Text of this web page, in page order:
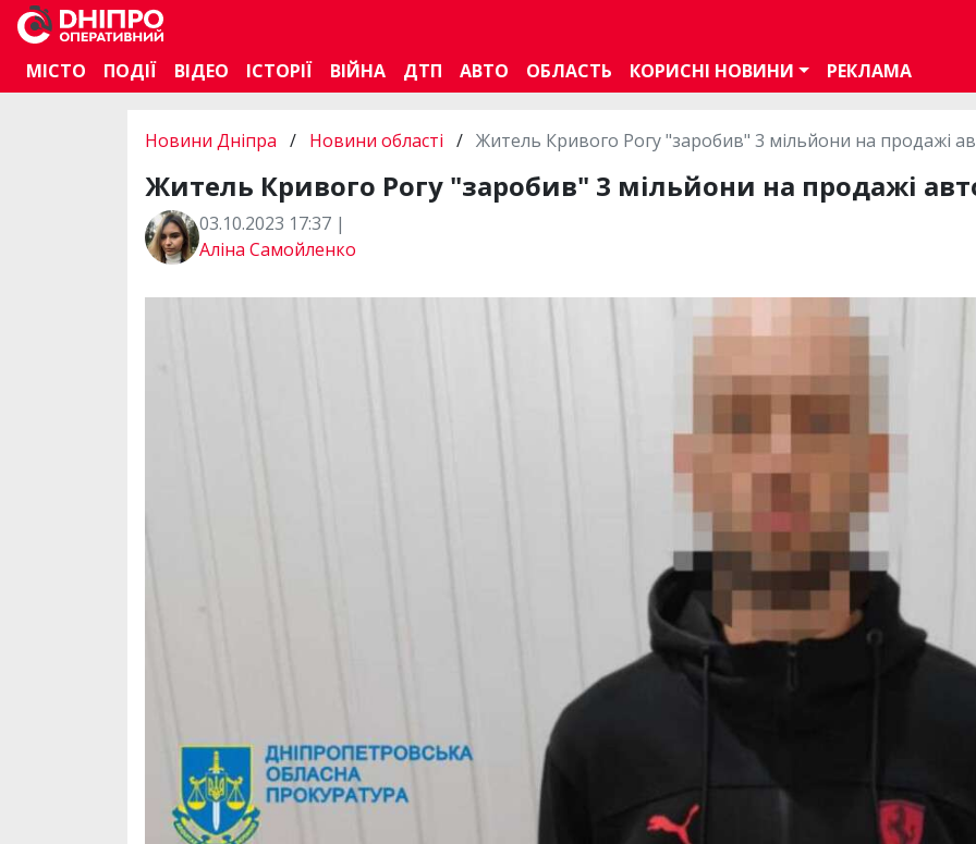
МІСТО
ПОДІЇ ВІДЕО ІСТОРІЇ ВІЙНА ДТП АВТО ОБЛАСТЬ КОРИСНІ НОВИНИ РЕКЛАМА
Новини Дніпра / Новини області / Житель Кривого Рогу "заробив" 3 мільйони на продажі
Житель Кривого Рогу "заробив" 3 мільйони на продажі
03.10.2023 17:37 |
Аліна Самойленко